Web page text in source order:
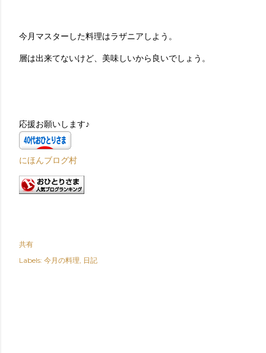
今月マスターした料理はラザニアしよう。
層は出来てないけど、美味しいから良いでしょう。
応援お願いします♪
にほんブログ村
共有
Labels: 今月の料理 日記